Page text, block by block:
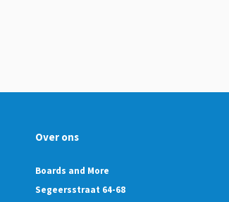
Over ons
Boards and More
Segeersstraat 64-68